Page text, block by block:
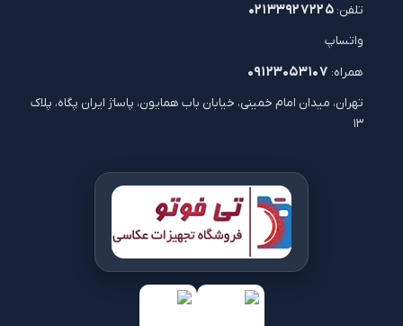
تلفن: ۰۲۱۳۳۹۲۷۲۲۵
واتساپ
همراه: ۰۹۱۲۳۰۵۳۱۰۷
تهران، میدان امام خمینی، خیابان باب همایون، پاساژ ایران پگاه، پلاک
۱۳